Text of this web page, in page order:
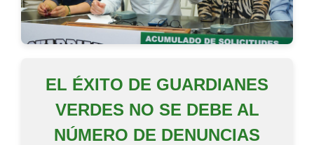
EL ÉXITO DE GUARDIANES
VERDES NO SE DEBE AL
NÚMERO DE DENUNCIAS